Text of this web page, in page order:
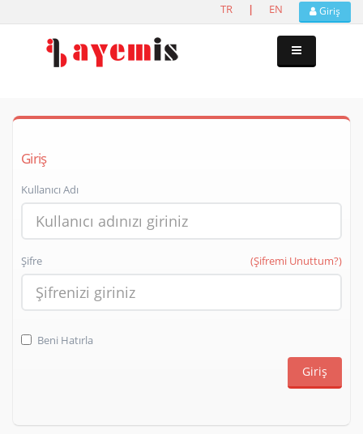
Giriş
EN
|
TR
Giriş
Kullanıcı Adı
(Şifremi Unuttum?)
Şifre
Beni Hatırla